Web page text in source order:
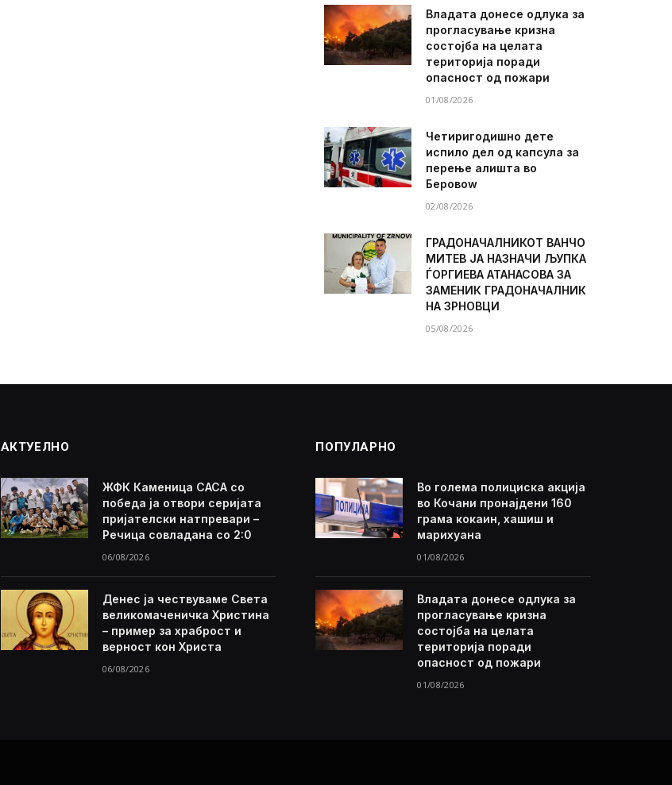
Владата донесе одлука за
прогласување кризна
состојба на целата
територија поради
опасност од пожари
01/08/2026
Четиригодишно дете
испило дел од капсула за
перење алишта во
Беровоw
02/08/2026
ГРАДОНАЧАЛНИКОТ ВАНЧО
МИТЕВ ЈА НАЗНАЧИ ЉУПКА
ЃОРГИЕВА АТАНАСОВА ЗА
ЗАМЕНИК ГРАДОНАЧАЛНИК
НА ЗРНОВЦИ
05/08/2026
АКТУЕЛНО
ЖФК Каменица САСА со
победа ја отвори серијата
пријателски натпревари –
Речица совладана со 2:0
06/08/2026
Денес ја чествуваме Света
великомаченичка Христина
– пример за храброст и
верност кон Христа
06/08/2026
ПОПУЛАРНО
Во голема полициска акција
во Кочани пронајдени 160
грама кокаин, хашиш и
марихуана
01/08/2026
Владата донесе одлука за
прогласување кризна
состојба на целата
територија поради
опасност од пожари
01/08/2026